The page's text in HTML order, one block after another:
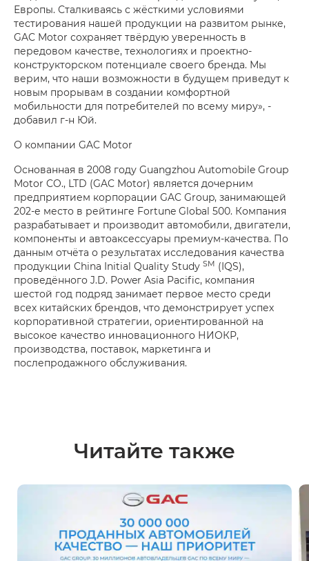
Европы. Сталкиваясь с жёсткими условиями
тестирования нашей продукции на развитом рынке,
GAC Motor сохраняет твёрдую уверенность в
передовом качестве, технологиях и проектно-
конструкторском потенциале своего бренда. Мы
верим, что наши возможности в будущем приведут к
новым прорывам в создании комфортной
мобильности для потребителей по всему миру», -
добавил г-н Юй.
О компании GAC Motor
Основанная в 2008 году Guangzhou Automobile Group
Motor CO., LTD (GAC Motor) является дочерним
предприятием корпорации GAC Group, занимающей
202-е место в рейтинге Fortune Global 500. Компания
разрабатывает и производит автомобили, двигатели,
компоненты и автоаксессуары премиум-качества. По
данным отчёта о результатах исследования качества
продукции China Initial Quality Study SM (IQS),
проведённого J.D. Power Asia Pacific, компания
шестой год подряд занимает первое место среди
всех китайских брендов, что демонстрирует успех
корпоративной стратегии, ориентированной на
высокое качество инновационного НИОКР,
производства, поставок, маркетинга и
послепродажного обслуживания.
Читайте также